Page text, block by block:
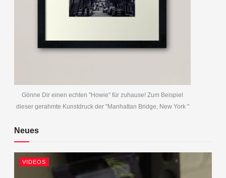
Gönne Dir einen echten "Howie" für zuhause! Zum Beispiel
dieser gerahmte Kunstdruck der "Manhattan Bridge, New York "
Neues
VIDEOS